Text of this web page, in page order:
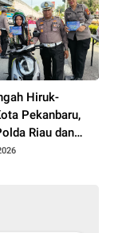
Hiruk-
Pekanbaru,
Riau dan
Kobarkan